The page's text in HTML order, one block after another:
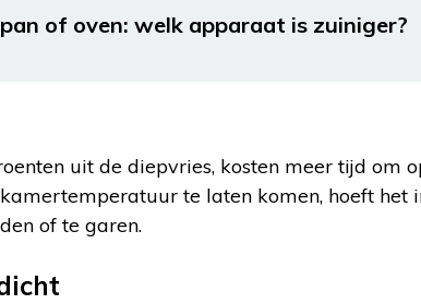
of oven: welk apparaat is zuiniger?
uit de diepvries, kosten meer tijd om
te laten komen, hoeft het
of te garen.